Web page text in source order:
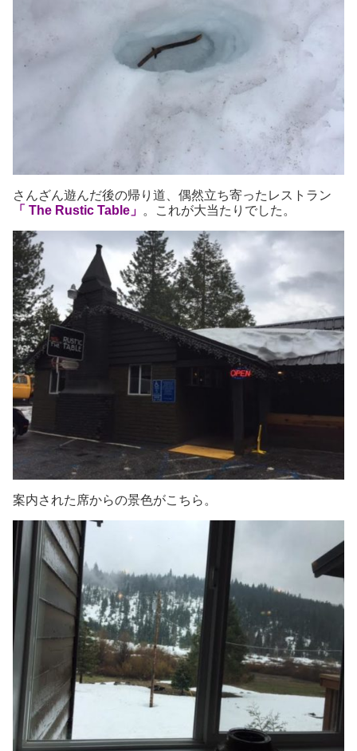
さんざん遊んだ後の帰り道、偶然立ち寄ったレストラン
「 The Rustic Table」 。これが大当たりでした。
案内された席からの景色がこちら。